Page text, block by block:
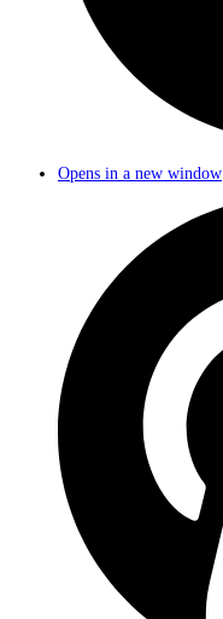
Opens in a new window